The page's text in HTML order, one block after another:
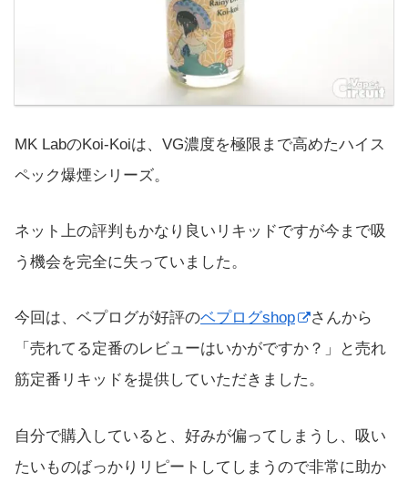
MK LabのKoi-Koiは、VG濃度を極限まで高めたハイス
ペック爆煙シリーズ。
ネット上の評判もかなり良いリキッドですが今まで吸
う機会を完全に失っていました。
今回は、ベプログが好評のベプログshop
さんから
「売れてる定番のレビューはいかがですか？」と売れ
筋定番リキッドを提供していただきました。
自分で購入していると、好みが偏ってしまうし、吸い
たいものばっかりリピートしてしまうので非常に助か